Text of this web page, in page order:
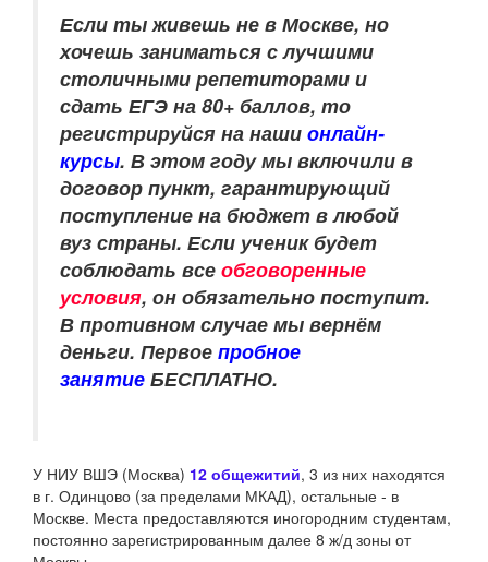
Если ты живешь не в Москве, но
хочешь заниматься с лучшими
столичными репетиторами и
сдать ЕГЭ на 80+ баллов, то
регистрируйся на наши онлайн-
курсы. В этом году мы включили в
договор пункт, гарантирующий
поступление на бюджет в любой
вуз страны. Если ученик будет
соблюдать все обговоренные
условия, он обязательно поступит.
В противном случае мы вернём
деньги. Первое пробное
занятие БЕСПЛАТНО.
У НИУ ВШЭ (Москва) 12 общежитий, 3 из них находятся
в г. Одинцово (за пределами МКАД), остальные - в
Москве. Места предоставляются иногородним студентам,
постоянно зарегистрированным далее 8 ж/д зоны от